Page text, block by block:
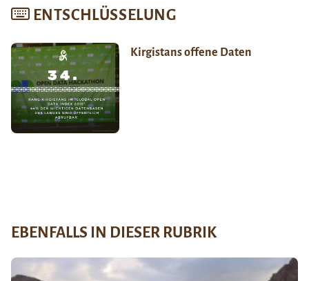
ENTSCHLÜSSELUNG
Kirgistans offene Daten
EBENFALLS IN DIESER RUBRIK